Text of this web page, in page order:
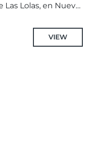
Lolas, en Nueva
VIEW